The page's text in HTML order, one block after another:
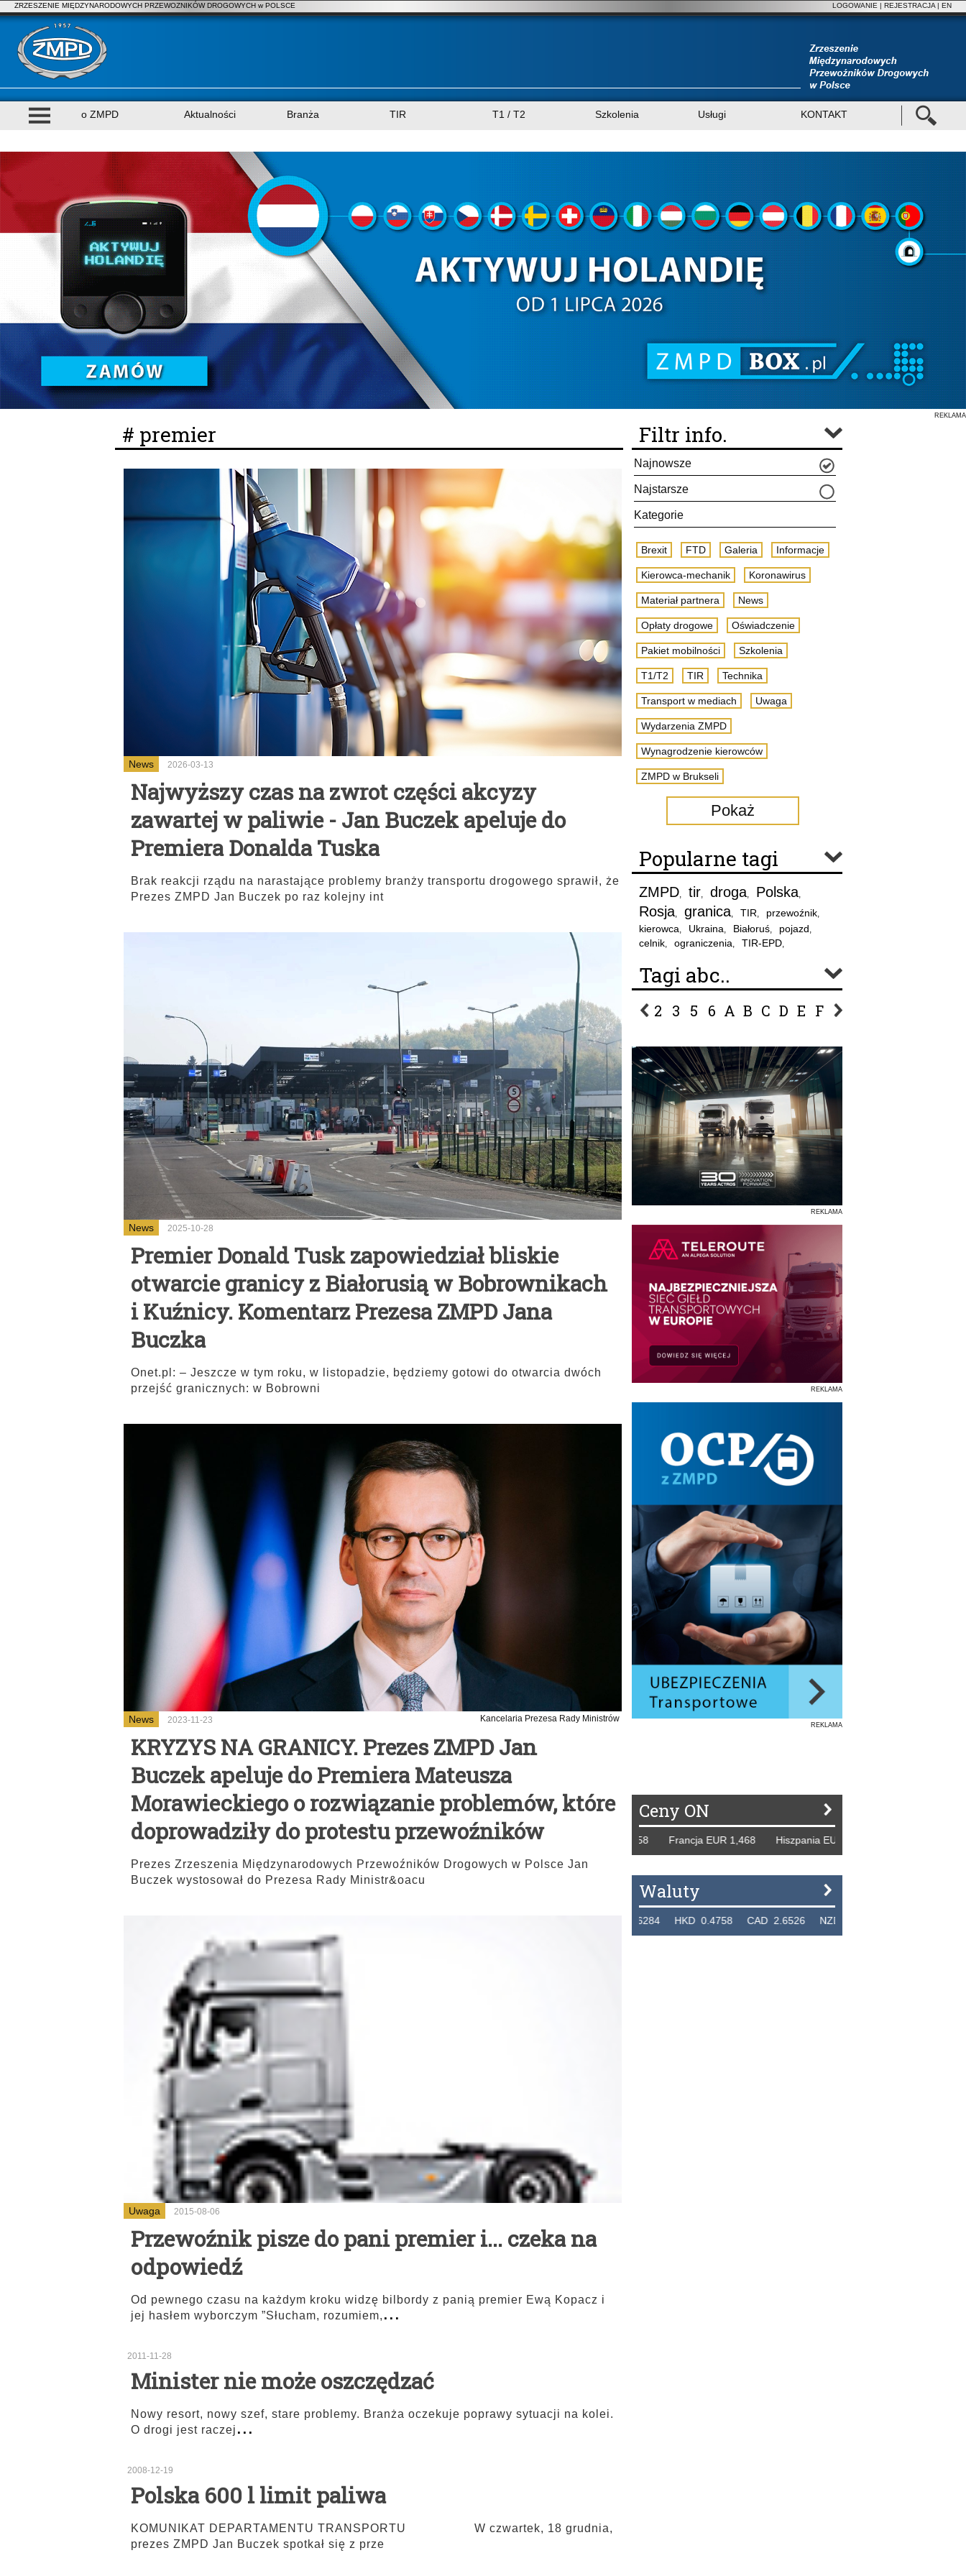
ZRZESZENIE MIĘDZYNARODOWYCH PRZEWOZNIKÓW DROGOWYCH w POLSCE LOGOWANIE | REJESTRACJA | EN
o ZMPD Aktualności Branża TIR T1 / T2 Szkolenia Usługi KONTAKT
REKLAMA
# premier
News 2026-03-13
Najwyższy czas na zwrot części akcyzy
zawartej w paliwie - Jan Buczek apeluje do
Premiera Donalda Tuska
Brak reakcji rządu na narastające problemy branży transportu drogowego sprawił, że
Prezes ZMPD Jan Buczek po raz kolejny int
News 2025-10-28
Premier Donald Tusk zapowiedział bliskie
otwarcie granicy z Białorusią w Bobrownikach
i Kuźnicy. Komentarz Prezesa ZMPD Jana
Buczka
Onet.pl: – Jeszcze w tym roku, w listopadzie, będziemy gotowi do otwarcia dwóch
przejść granicznych: w Bobrowni
News 2023-11-23 Kancelaria Prezesa Rady Ministrów
KRYZYS NA GRANICY. Prezes ZMPD Jan
Buczek apeluje do Premiera Mateusza
Morawieckiego o rozwiązanie problemów, które
doprowadziły do protestu przewoźników
Prezes Zrzeszenia Międzynarodowych Przewoźników Drogowych w Polsce Jan
Buczek wystosował do Prezesa Rady Ministr&oacu
Uwaga 2015-08-06
Przewoźnik pisze do pani premier i... czeka na
odpowiedź
Od pewnego czasu na każdym kroku widzę bilbordy z panią premier Ewą Kopacz i
jej hasłem wyborczym ”Słucham, rozumiem,...
2011-11-28
Minister nie może oszczędzać
Nowy resort, nowy szef, stare problemy. Branża oczekuje poprawy sytuacji na kolei.
O drogi jest raczej ...
2008-12-19
Polska 600 l limit paliwa
KOMUNIKAT DEPARTAMENTU TRANSPORTU W czwartek, 18 grudnia,
prezes ZMPD Jan Buczek spotkał się z prze
Filtr info.
Najnowsze
Najstarsze
Kategorie
Brexit FTD Galeria Informacje
Kierowca-mechanik Koronawirus
Materiał partnera News
Opłaty drogowe Oświadczenie
Pakiet mobilności Szkolenia
T1/T2 TIR Technika
Transport w mediach Uwaga
Wydarzenia ZMPD
Wynagrodzenie kierowców
ZMPD w Brukseli
Pokaż
Popularne tagi
ZMPD, tir, droga, Polska,
Rosja, granica, TIR, przewoźnik,
kierowca, Ukraina, Białoruś, pojazd,
celnik, ograniczenia, TIR-EPD,
Tagi abc..
2 3 5 6 A B C D E F G
REKLAMA
REKLAMA
REKLAMA
Ceny ON
Tydzień 42/2019 r. Niemcy EUR 1,258 Francja EUR 1,468 Hiszpania EUR 1,229 WB GBP 1,318
Waluty
THB 0.1123 USD 3.7320 AUD 2.6284 HKD 0.4758 CAD 2.6526 NZD 2.1871 SGD 2.9103 EUR